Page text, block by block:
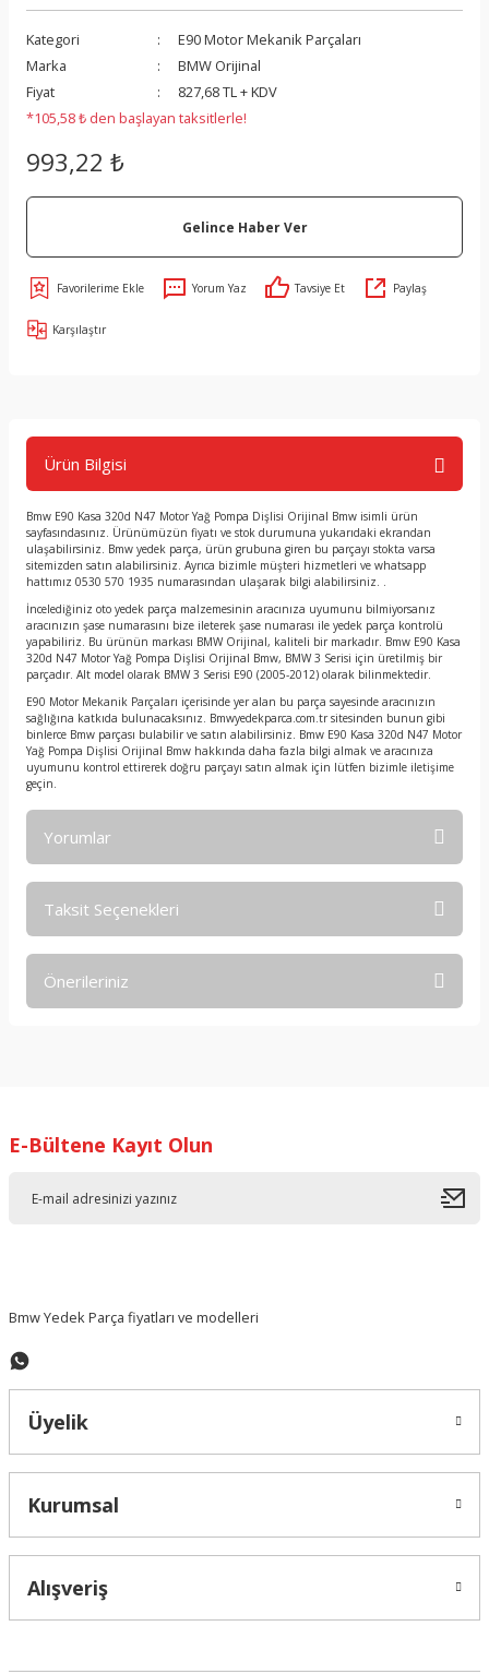
Kategori
E90 Motor Mekanik Parçaları
Marka
BMW Orijinal
Fiyat
827,68 TL + KDV
*105,58 ₺ den başlayan taksitlerle!
993,22 ₺
Gelince Haber Ver
Yorum Yaz Tavsiye Et Paylaş
Karşılaştır
Ürün Bilgisi
Bmw E90 Kasa 320d N47 Motor Yağ Pompa Dişlisi Orijinal Bmw isimli ürün
sayfasındasınız. Ürünümüzün fiyatı ve stok durumuna yukarıdaki ekrandan
ulaşabilirsiniz. Bmw yedek parça, ürün grubuna giren bu parçayı stokta varsa
sitemizden satın alabilirsiniz. Ayrıca bizimle müşteri hizmetleri ve whatsapp
hattımız 0530 570 1935 numarasından ulaşarak bilgi alabilirsiniz. .
İncelediğiniz oto yedek parça malzemesinin aracınıza uyumunu bilmiyorsanız
aracınızın şase numarasını bize ileterek şase numarası ile yedek parça kontrolü
yapabiliriz. Bu ürünün markası BMW Orijinal, kaliteli bir markadır. Bmw E90 Kasa
320d N47 Motor Yağ Pompa Dişlisi Orijinal Bmw, BMW 3 Serisi için üretilmiş bir
parçadır. Alt model olarak BMW 3 Serisi E90 (2005-2012) olarak bilinmektedir.
E90 Motor Mekanik Parçaları içerisinde yer alan bu parça sayesinde aracınızın
sağlığına katkıda bulunacaksınız. Bmwyedekparca.com.tr sitesinden bunun gibi
binlerce Bmw parçası bulabilir ve satın alabilirsiniz. Bmw E90 Kasa 320d N47 Motor
Yağ Pompa Dişlisi Orijinal Bmw hakkında daha fazla bilgi almak ve aracınıza
uyumunu kontrol ettirerek doğru parçayı satın almak için lütfen bizimle iletişime
geçin.
Yorumlar
Taksit Seçenekleri
Önerileriniz
Ürün resmi kalitesiz, bozuk veya görüntülenemiyor.
E-Bültene Kayıt Olun
Bmw Yedek Parça fiyatları ve modelleri
Üyelik
Kurumsal
Alışveriş